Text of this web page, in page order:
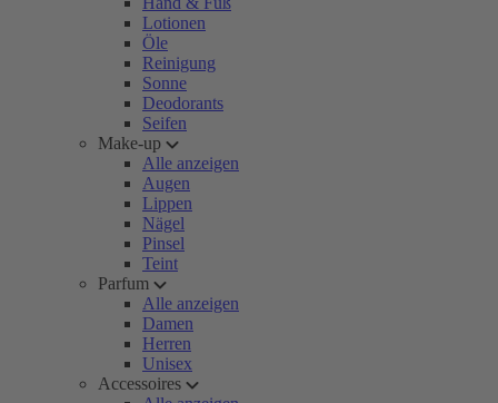
Lotionen
Öle
Reinigung
Sonne
Deodorants
Seifen
Make-up
Alle anzeigen
Augen
Lippen
Nägel
Pinsel
Teint
Parfum
Alle anzeigen
Damen
Herren
Unisex
Accessoires